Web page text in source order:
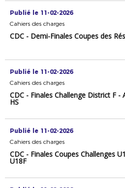
Publié le 11-02-2026
Cahiers des charges
CDC - Demi-Finales Coupes des
Publié le 11-02-2026
Cahiers des charges
CDC - Finales Challenge District F -
HS
Publié le 11-02-2026
Cahiers des charges
CDC - Finales Coupes Challenges
U18F